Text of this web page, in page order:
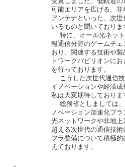
可能エリアを広げる、
アンテナといった、次
いるものと聞いておりま
特に、オール光ネット
報通信分野のゲームチ
おり、関連する技術や
トワークパビリオンに
を行っております。
こうした次世代通信技
イノベーションや経済成
私は大変期待しておりま
総務省としましては、
ノベーション加速化プ
光ネットワークや非地
超える次世代の通信技
フラ整備について積極
えております。